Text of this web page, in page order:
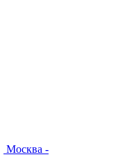
Москва -